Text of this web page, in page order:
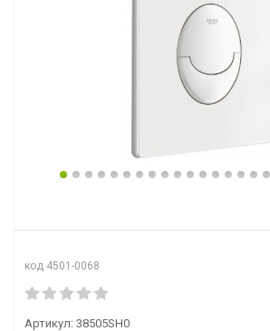
код 4501-0068
Артикул: 38505SH0